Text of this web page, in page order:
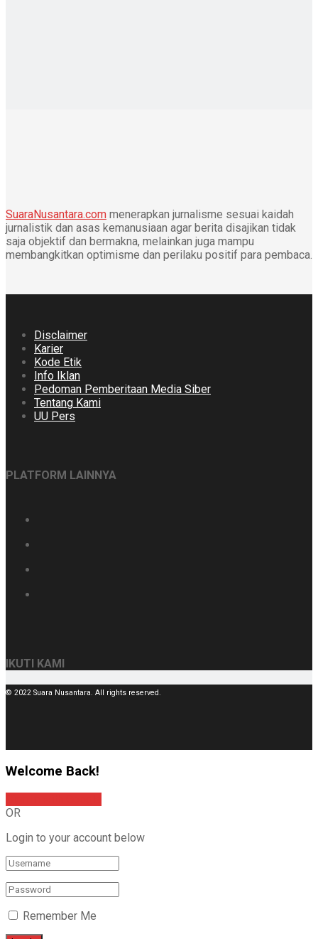
SuaraNusantara.com menerapkan jurnalisme sesuai kaidah
jurnalistik dan asas kemanusiaan agar berita disajikan tidak
saja objektif dan bermakna, melainkan juga mampu
membangkitkan optimisme dan perilaku positif para pembaca.
Disclaimer
Karier
Kode Etik
Info Iklan
Pedoman Pemberitaan Media Siber
Tentang Kami
UU Pers
PLATFORM LAINNYA
IKUTI KAMI
© 2022 Suara Nusantara. All rights reserved.
Welcome Back!
OR
Login to your account below
Remember Me